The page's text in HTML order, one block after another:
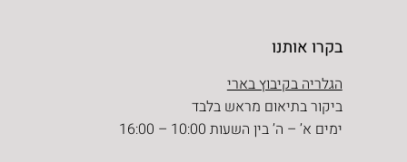
בקרו אותנו
הגלריה בקיבוץ בארי
ביקור בתיאום מראש בלבד
ימים א’ – ה’ בין השעות 10:00 – 16:00